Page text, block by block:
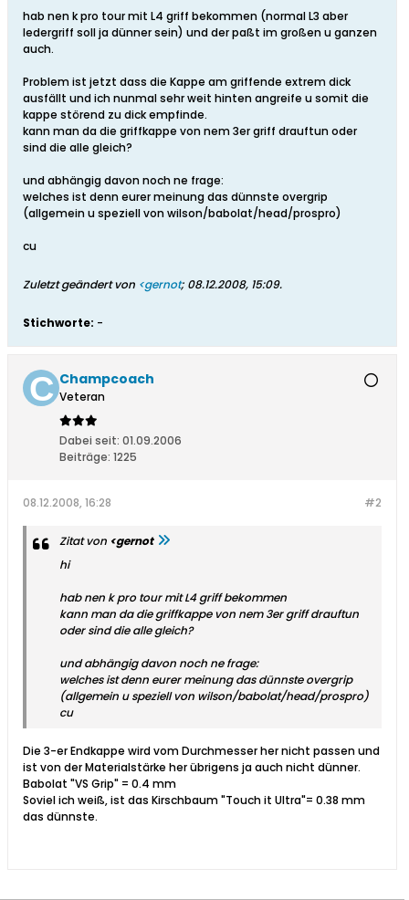
hab nen k pro tour mit L4 griff bekommen (normal L3 aber
ledergriff soll ja dünner sein) und der paßt im großen u ganzen
auch.
Problem ist jetzt dass die Kappe am griffende extrem dick
ausfällt und ich nunmal sehr weit hinten angreife u somit die
kappe störend zu dick empfinde.
kann man da die griffkappe von nem 3er griff drauftun oder
sind die alle gleich?
und abhängig davon noch ne frage:
welches ist denn eurer meinung das dünnste overgrip
(allgemein u speziell von wilson/babolat/head/prospro)
cu
Zuletzt geändert von <gernot; 08.12.2008, 15:09.
Stichworte: -
Champcoach
Veteran
Dabei seit: 01.09.2006
Beiträge: 1225
#2
08.12.2008, 16:28
Zitat von <gernot
hi
hab nen k pro tour mit L4 griff bekommen
kann man da die griffkappe von nem 3er griff drauftun
oder sind die alle gleich?
und abhängig davon noch ne frage:
welches ist denn eurer meinung das dünnste overgrip
(allgemein u speziell von wilson/babolat/head/prospro)
cu
Die 3-er Endkappe wird vom Durchmesser her nicht passen und
ist von der Materialstärke her übrigens ja auch nicht dünner.
Babolat "VS Grip" = 0.4 mm
Soviel ich weiß, ist das Kirschbaum "Touch it Ultra"= 0.38 mm
das dünnste.